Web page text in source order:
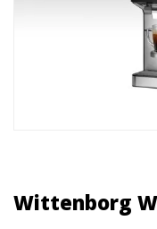
Wittenborg